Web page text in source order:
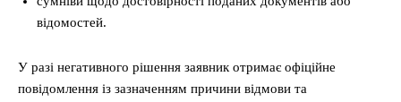
відомостей.
У разі негативного рішення заявник отримає офіційне
повідомлення із зазначенням причини відмови та